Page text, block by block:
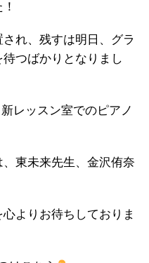
れ、残すは明日、グラ
つばかりとなりまし
レッスン室でのピアノ
東未来先生、金沢侑奈
よりお待ちしておりま